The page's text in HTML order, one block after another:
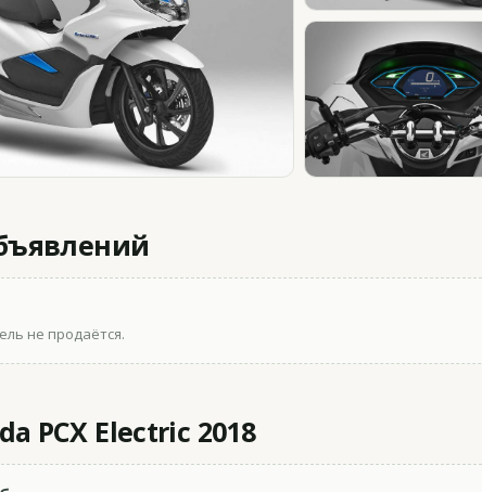
не продаётся.
PCX Electric 2018